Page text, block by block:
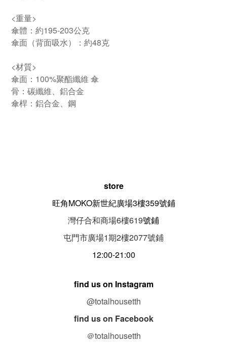
<重量>
傘體：約195-203公克
傘面（背面吸水）：約48克
<材質>
傘面：100%聚酯纖維 傘
骨：碳纖維、鋁合金
傘桿：鋁合金、鋼
store
旺角MOKO新世紀廣場3樓359號鋪
灣仔合和商場6樓619號鋪
屯門市廣場1期2樓2077號鋪
12:00-21:00
find us on Instagram
@totalhousetth
find us on Facebook
＠totalhousetth